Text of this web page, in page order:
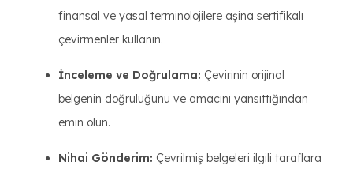
finansal ve yasal terminolojilere aşina sertifikalı
çevirmenler kullanın.
İnceleme ve Doğrulama: Çevirinin orijinal
belgenin doğruluğunu ve amacını yansıttığından
emin olun.
Nihai Gönderim: Çevrilmiş belgeleri ilgili taraflara